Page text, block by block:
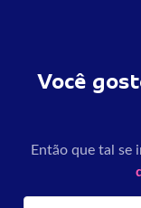
Você
Então que tal se